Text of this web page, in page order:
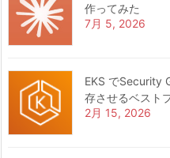
作ってみた
7月 5, 2026
EKS でSecurity
存させるベスト
2月 15, 2026